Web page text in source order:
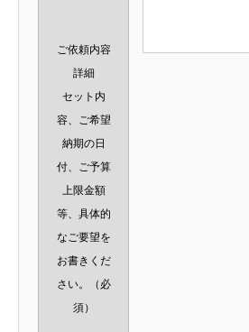
ご依頼内容
詳細
セット内
容、ご希望
納期の日
付、ご予算
上限金額
等、具体的
なご要望を
お書きくだ
さい。
（必
須）